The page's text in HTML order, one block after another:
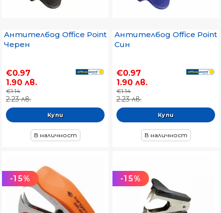
Антителбод Office Point
Черен
€0.97
1.90 лв.
€1.14
2.23 лв.
В наличност
Антителбод Office Point
Син
€0.97
1.90 лв.
€1.14
2.23 лв.
В наличност
-15% -15%